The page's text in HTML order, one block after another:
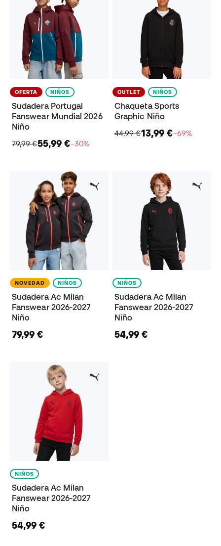
OFERTA NIÑOS
Sudadera Portugal
Fanswear Mundial 2026
Niño
79,99 €55,99 €−30%
OUTLET NIÑOS
Chaqueta Sports
Graphic Niño
44,99 €13,99 €−69%
NOVEDAD NIÑOS
Sudadera Ac Milan
Fanswear 2026-2027
Niño
79,99 €
NIÑOS
Sudadera Ac Milan
Fanswear 2026-2027
Niño
54,99 €
NIÑOS
Sudadera Ac Milan
Fanswear 2026-2027
Niño
54,99 €